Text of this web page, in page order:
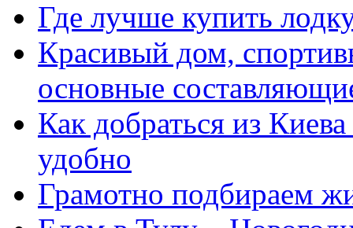
Где лучше купить
Красивый дом,
основные
Как добраться из
удобно
Грамотно подбираем